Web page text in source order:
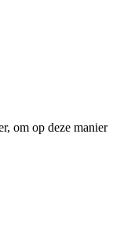
om op deze manier